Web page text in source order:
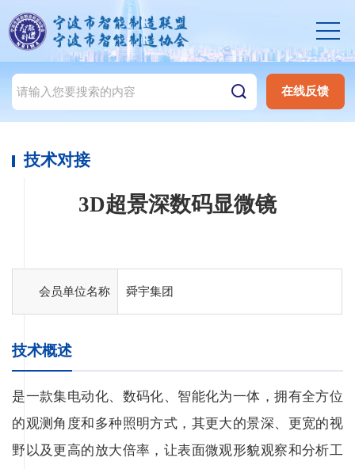
在线反馈
技术对接
3D超景深数码显微镜
会员单位名称 舜宇集团
技术概述
是一款集电动化、数码化、智能化为一体，拥有全方位
的观测角度和多种照明方式，其更大的景深、更宽的视
野以及更高的放大倍率，让表面微观形貌观察和分析工